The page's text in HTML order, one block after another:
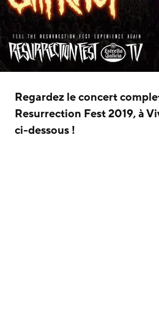
Regardez le concert
Resurrection Fest 2019, à
ci-dessous !